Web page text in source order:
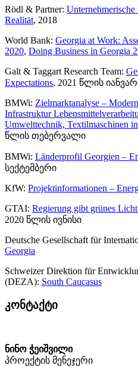
Rödl & Partner:
Realität, 2018
World Bank: Georgia at Work:
2020, Doing Business in Georgia
Galt & Taggart Research Team:
Expectations, 2021 წლის
BMWi: Zielmarktanalyse –
Infrastruktur
Umwelttechnik, Textilmaschinen
წლის თებერვალი
BMWi: Länderprofil Georgien –
სექტემბერი
KfW: Projektinformationen –
GTAI: Regierung gibt grünes
2020 წლის ივნისი
Deutsche Gesellschaft für
Georgia
Schweizer Direktion für
(DEZA): South Caucasus
კონტაქტი
ნინო ჭეიშვილი
პროექტის მენეჯერი